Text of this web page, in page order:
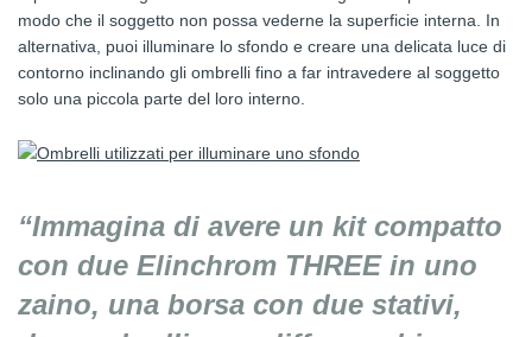
modo che il soggetto non possa vederne la superficie interna. In
alternativa, puoi illuminare lo sfondo e creare una delicata luce di
contorno inclinando gli ombrelli fino a far intravedere al soggetto
solo una piccola parte del loro interno.
“Immagina di avere un kit compatto
con due Elinchrom THREE in uno
zaino, una borsa con due stativi,